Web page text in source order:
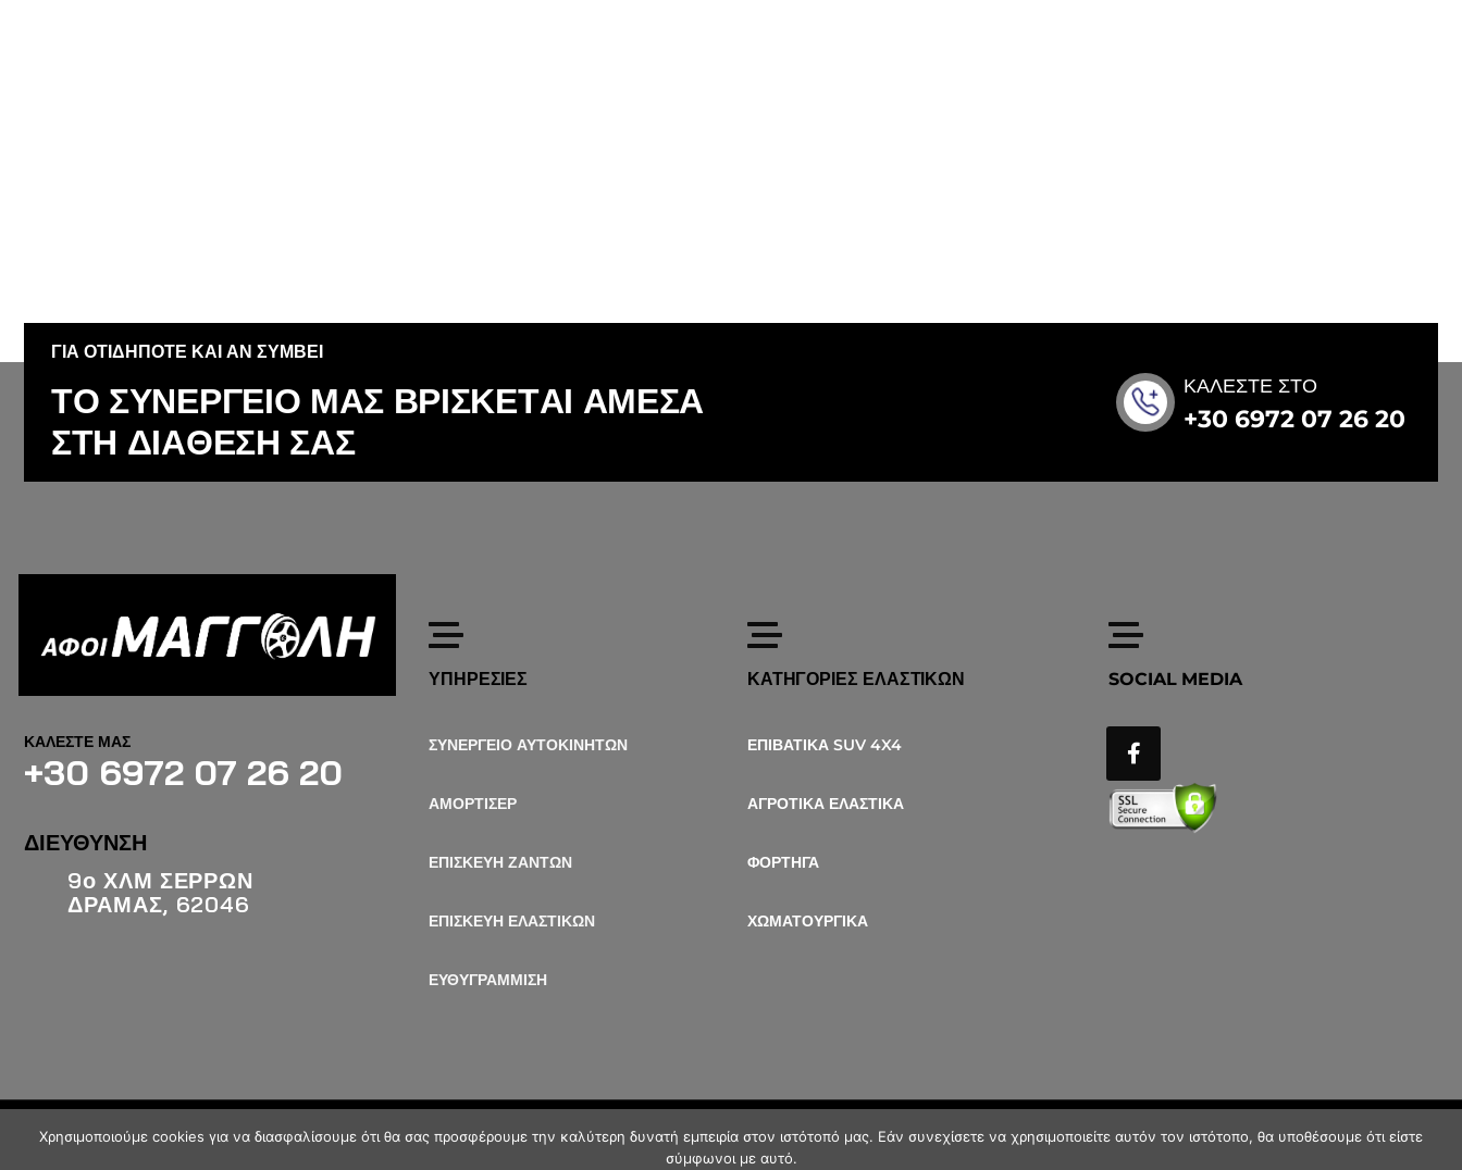
ΓΙΑ ΟΤΙΔΗΠΟΤΕ ΚΑΙ ΑΝ ΣΥΜΒΕΙ
ΤΟ ΣΥΝΕΡΓΕΙΟ ΜΑΣ ΒΡΙΣΚΕΤΑΙ ΑΜΕΣΑ
ΣΤΗ ΔΙΑΘΕΣΗ ΣΑΣ
ΚΑΛΕΣΤΕ ΣΤΟ
+30 6972 07 26 20
ΚΑΛΕΣΤΕ ΜΑΣ
+30 6972 07 26 20
ΔΙΕΥΘΥΝΣΗ
9ο ΧΛΜ ΣΕΡΡΩΝ
ΔΡΑΜΑΣ, 62046
ΥΠΗΡΕΣΙΕΣ
ΣΥΝΕΡΓΕΙΟ ΑΥΤΟΚΙΝΗΤΩΝ
ΑΜΟΡΤΙΣΕΡ
ΕΠΙΣΚΕΥΗ ΖΑΝΤΩΝ
ΕΠΙΣΚΕΥΗ ΕΛΑΣΤΙΚΩΝ
ΕΥΘΥΓΡΑΜΜΙΣΗ
ΚΑΤΗΓΟΡΙΕΣ ΕΛΑΣΤΙΚΩΝ
ΕΠΙΒΑΤΙΚΑ SUV 4X4
ΑΓΡΟΤΙΚΑ ΕΛΑΣΤΙΚΑ
ΦΟΡΤΗΓΑ
ΧΩΜΑΤΟΥΡΓΙΚΑ
SOCIAL MEDIA
© inspired bylynx
Χρησιμοποιούμε cookies για να διασφαλίσουμε ότι θα σας προσφέρουμε την καλύτερη δυνατή εμπειρία στον ιστότοπό μας. Εάν συνεχίσετε να χρησιμοποιείτε αυτόν τον ιστότοπο, θα υποθέσουμε ότι είστε
σύμφωνοι με αυτό.